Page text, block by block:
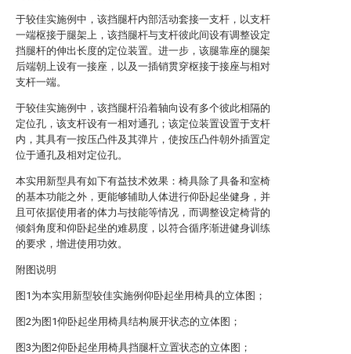
于较佳实施例中，该挡腿杆内部活动套接一支杆，以支杆
一端枢接于腿架上，该挡腿杆与支杆彼此间设有调整设定
挡腿杆的伸出长度的定位装置。进一步，该腿靠座的腿架
后端朝上设有一接座，以及一插销贯穿枢接于接座与相对
支杆一端。
于较佳实施例中，该挡腿杆沿着轴向设有多个彼此相隔的
定位孔，该支杆设有一相对通孔；该定位装置设置于支杆
内，其具有一按压凸件及其弹片，使按压凸件朝外插置定
位于通孔及相对定位孔。
本实用新型具有如下有益技术效果：椅具除了具备和室椅
的基本功能之外，更能够辅助人体进行仰卧起坐健身，并
且可依据使用者的体力与技能等情况，而调整设定椅背的
倾斜角度和仰卧起坐的难易度，以符合循序渐进健身训练
的要求，增进使用功效。
附图说明
图1为本实用新型较佳实施例仰卧起坐用椅具的立体图；
图2为图1仰卧起坐用椅具结构展开状态的立体图；
图3为图2仰卧起坐用椅具挡腿杆立置状态的立体图；